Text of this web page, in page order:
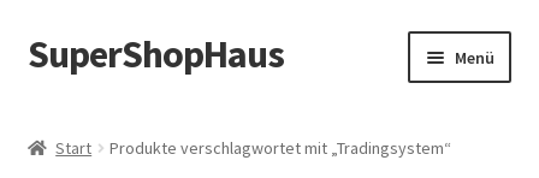
Zur
Navigation
Zum
Inhalt
SuperShopHaus Menü
Start Produkte verschlagwortet mit „Tradingsystem“